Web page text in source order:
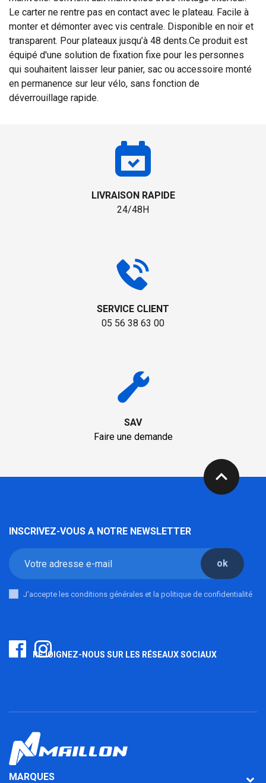
Le carter ne rentre pas en contact avec le plateau. Facile à
monter et démonter avec vis centrale. Disponible en noir et
transparent. Pour plateaux jusqu’à 48 dents.Ce produit est
équipé d'une solution de fixation fixe pour les personnes
qui souhaitent laisser leur panier, sac ou accessoire monté
en permanence sur leur vélo, sans fonction de
déverrouillage rapide.
LIVRAISON RAPIDE
24/48H
SERVICE CLIENT
05 56 38 63 00
SAV
Faire une demande
expand_less
INSCRIVEZ-VOUS A NOTRE NEWSLETTER
ok
J'accepte les conditions générales et la politique de confidentialité
REJOIGNEZ-NOUS SUR LES RÉSEAUX SOCIAUX
MARQUES